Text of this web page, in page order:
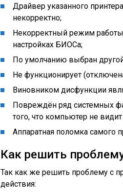
Драйвер указанного
некорректно;
Некорректный режим работы
настройках БИОСа;
По умолчанию выбран
Не функционирует
Виновником дисфункции
Повреждён ряд системных
того, что компьютер не
Аппаратная поломка самого
Как решить
Так как же решить проблему с
действия: